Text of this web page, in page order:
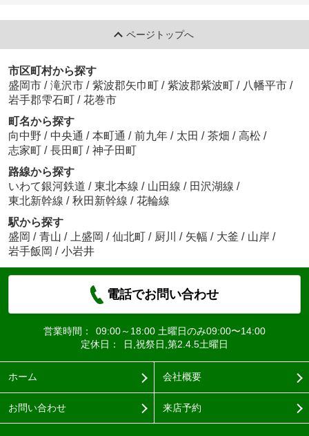
ページトップへ
市区町村から探す
盛岡市 / 滝沢市 / 紫波郡矢巾町 / 紫波郡紫波町 / 八幡平市 /
岩手郡雫石町 / 花巻市
町名から探す
向中野 / 中央通 / 本町通 / 前九年 / 太田 / 茶畑 / 高松 /
志家町 / 長田町 / 神子田町
路線から探す
いわて銀河鉄道 / 東北本線 / 山田線 / 田沢湖線 /
東北新幹線 / 秋田新幹線 / 花輪線
駅から探す
盛岡 / 青山 / 上盛岡 / 仙北町 / 厨川 / 矢幅 / 大釜 / 山岸 /
岩手飯岡 / 小岩井
電話でお問い合わせ
営業時間：
09:00～18:00 土曜日のみ09:00〜14:00
定休日：
日,祝祭日,第2.4.5土曜日
ホーム 会社概要
お問い合わせ 来店予約